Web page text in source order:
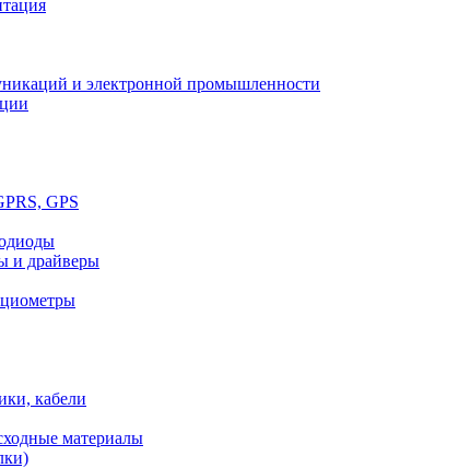
и электронной промышленности
GPS
и драйверы
кабели
материалы